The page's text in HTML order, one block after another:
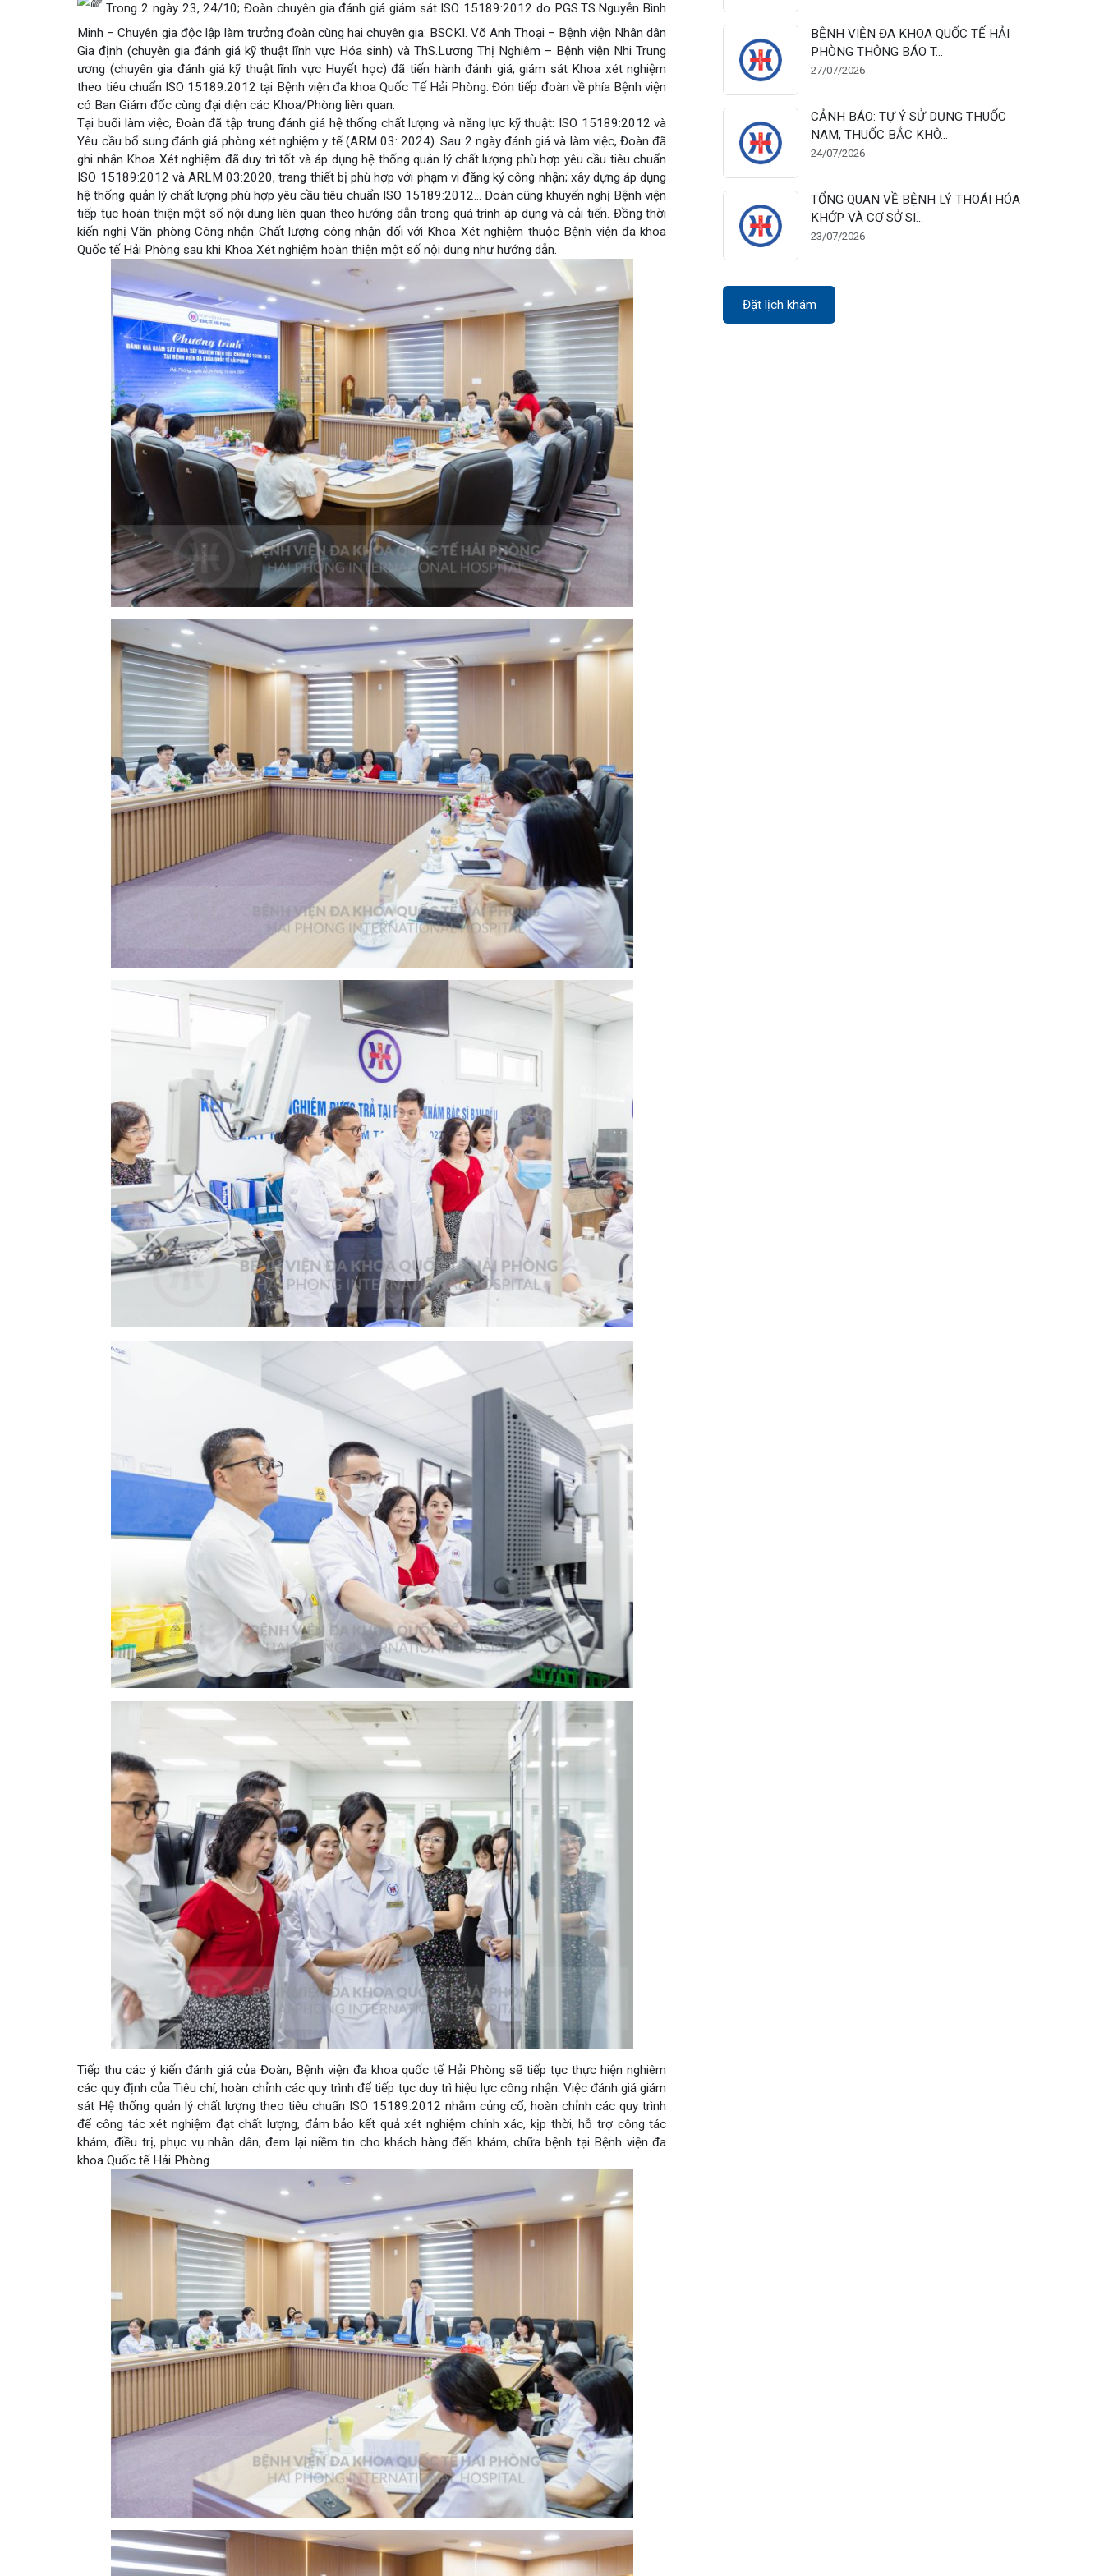
Phục vụ đồ ăn
Chăm sóc toàn diện
Trung tâm Mắt
Khoa Nội Soi
Khoa Tai Mũi Họng
Khoa Gây Mê hồi sức
Khoa Xét nghiệm
Khoa Dược
Khoa hồi sức Cấp cứu – Hồi sức tích cực
Khoa ngoại Tổng hợp
Khoa ngoại Thận Tiết Niệu Nam học
Khoa ngoại Chấn thương chỉnh hình
Khoa Phục hồi chức năng
Khoa Tim mạch
Khoa Hô hấp – Nội tiết – Bệnh nhiệt đới
Khoa Cơ xương khớp – Thận tiết niệu – Dị ứng miễn dịch
Khoa Tiêu hóa
Khoa Ung Bướu
Khoa Thần kinh – Đột quỵ
Khoa Thận nhân tạo
Hòm thư góp ý
Căng tin bệnh viện
Đặt hẹn khám
Thông tin thẻ BHYT
Hướng dẫn khám
Đội ngũ chăm sóc khách hàng
Căm ơn từ người bệnh
Tin mới
Hoạt động
Tin sức khoẻ
Nhịp cầu nhân ái
Tin tuyển dụng
Video
Dược lâm sàng
Tạp chí dược lâm sàng
Kiến thức y dược
Đào tạo
Gọi Tổng đài 0225-3955 888
Đặt lịch khám
Tra cứu kết quả xét nghiệm
Tra cứu hóa đơn
Trong 2 ngày 23, 24/10; Đoàn chuyên gia đánh giá giám sát ISO 15189:2012 do PGS.TS.Nguyễn Bình
Minh – Chuyên gia độc lập làm trưởng đoàn cùng hai chuyên gia: BSCKI. Võ Anh Thoại – Bệnh viện Nhân dân
Gia định (chuyên gia đánh giá kỹ thuật lĩnh vực Hóa sinh) và ThS.Lương Thị Nghiêm – Bệnh viện Nhi Trung
ương (chuyên gia đánh giá kỹ thuật lĩnh vực Huyết học) đã tiến hành đánh giá, giám sát Khoa xét nghiệm
theo tiêu chuẩn ISO 15189:2012 tại Bệnh viện đa khoa Quốc Tế Hải Phòng. Đón tiếp đoàn về phía Bệnh viện
có Ban Giám đốc cùng đại diện các Khoa/Phòng liên quan.
Tại buổi làm việc, Đoàn đã tập trung đánh giá hệ thống chất lượng và năng lực kỹ thuật: ISO 15189:2012 và
Yêu cầu bổ sung đánh giá phòng xét nghiệm y tế (ARM 03: 2024). Sau 2 ngày đánh giá và làm việc, Đoàn đã
ghi nhận Khoa Xét nghiệm đã duy trì tốt và áp dụng hệ thống quản lý chất lượng phù hợp yêu cầu tiêu chuẩn
ISO 15189:2012 và ARLM 03:2020, trang thiết bị phù hợp với phạm vi đăng ký công nhận; xây dựng áp dụng
hệ thống quản lý chất lượng phù hợp yêu cầu tiêu chuẩn ISO 15189:2012… Đoàn cũng khuyến nghị Bệnh viện
tiếp tục hoàn thiện một số nội dung liên quan theo hướng dẫn trong quá trình áp dụng và cải tiến. Đồng thời
kiến nghị Văn phòng Công nhận Chất lượng công nhận đối với Khoa Xét nghiệm thuộc Bệnh viện đa khoa
Quốc tế Hải Phòng sau khi Khoa Xét nghiệm hoàn thiện một số nội dung như hướng dẫn.
Tiếp thu các ý kiến đánh giá của Đoàn, Bệnh viện đa khoa quốc tế Hải Phòng sẽ tiếp tục thực hiện nghiêm
các quy định của Tiêu chí, hoàn chỉnh các quy trình để tiếp tục duy trì hiệu lực công nhận. Việc đánh giá giám
sát Hệ thống quản lý chất lượng theo tiêu chuẩn ISO 15189:2012 nhằm củng cố, hoàn chỉnh các quy trình
để công tác xét nghiệm đạt chất lượng, đảm bảo kết quả xét nghiệm chính xác, kịp thời, hỗ trợ công tác
khám, điều trị, phục vụ nhân dân, đem lại niềm tin cho khách hàng đến khám, chữa bệnh tại Bệnh viện đa
khoa Quốc tế Hải Phòng.
BỆNH VIỆN ĐA KHOA QUỐC TẾ HẢI
PHÒNG THÔNG BÁO T...
CẢNH BÁO: TỰ Ý SỬ DỤNG THUỐC
NAM, THUỐC BẮC KHÔ...
TỔNG QUAN VỀ BỆNH LÝ THOÁI HÓA